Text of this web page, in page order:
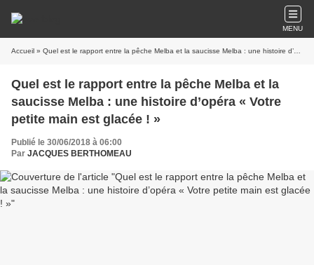
MENU
Accueil » Quel est le rapport entre la pêche Melba et la saucisse Melba : une histoire d’opéra « Votre petite main est glacée ! »
Quel est le rapport entre la pêche Melba et la
saucisse Melba : une histoire d’opéra « Votre
petite main est glacée ! »
Publié le 30/06/2018 à 06:00
Par JACQUES BERTHOMEAU